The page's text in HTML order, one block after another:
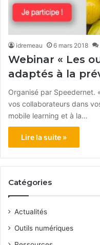
idremeau 6 mars 2018
Webinar « Les
adaptés à la
Organisé par Speedernet.
vos collaborateurs dans
mobile learning et à la…
Lire la suite »
Catégories
Actualités
Outils numériques